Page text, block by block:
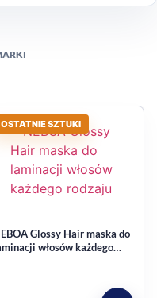
OSTATNIE SZTUKI
Glossy Hair maska do
włosów każdego
rodzaju, wygładzająca, efekt